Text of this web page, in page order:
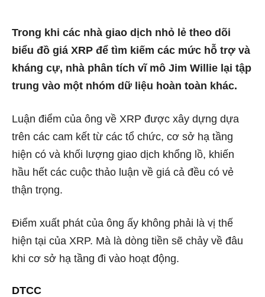
Trong khi các nhà giao dịch nhỏ lẻ theo dõi
biểu đồ giá XRP để tìm kiếm các mức hỗ trợ và
kháng cự, nhà phân tích vĩ mô Jim Willie lại tập
trung vào một nhóm dữ liệu hoàn toàn khác.
Luận điểm của ông về XRP được xây dựng dựa
trên các cam kết từ các tổ chức, cơ sở hạ tầng
hiện có và khối lượng giao dịch khổng lồ, khiến
hầu hết các cuộc thảo luận về giá cả đều có vẻ
thận trọng.
Điểm xuất phát của ông ấy không phải là vị thế
hiện tại của XRP. Mà là dòng tiền sẽ chảy về đâu
khi cơ sở hạ tầng đi vào hoạt động.
DTCC